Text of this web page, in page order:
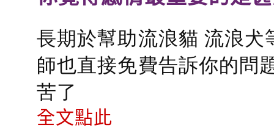
長期於幫助流浪貓 流浪
師也直接免費告訴你的問
苦了
全文點此